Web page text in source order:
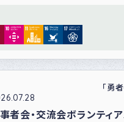
「勇
者会・交流会ボランティ